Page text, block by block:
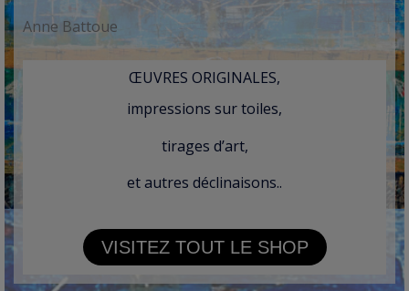
Anne Battoue
ŒUVRES ORIGINALES,
impressions sur toiles,
tirages d’art,
et autres déclinaisons..
VISITEZ TOUT LE SHOP